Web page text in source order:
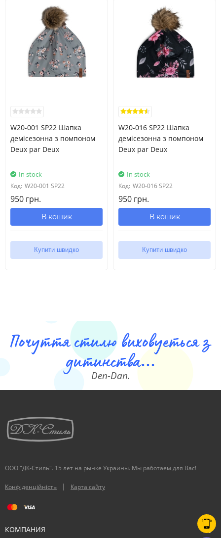
W20-001 SP22 Шапка
демісезонна з помпоном
Deux par Deux
In stock
Код: W20-001 SP22
950 грн.
В кошик
Купити швидко
W20-016 SP22 Шапка
демісезонна з помпоном
Deux par Deux
In stock
Код: W20-016 SP22
950 грн.
В кошик
Купити швидко
Почуття стилю виховуеться з
дитинства...
Den-Dan.
ООО "ДК-Стиль". 15 лет на рынке Украины. Мы работаем для Вас!
Конфіденційність | Карта сайту
КОМПАНИЯ